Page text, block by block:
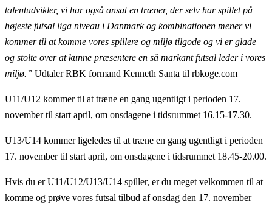
talentudvikler, vi har også ansat en træner, der selv har spillet på
højeste futsal liga niveau i Danmark og kombinationen mener vi
kommer til at komme vores spillere og miljø tilgode og vi er glade
og stolte over at kunne præsentere en så markant futsal leder i vores
miljø.” Udtaler RBK formand Kenneth Santa til rbkoge.com
U11/U12 kommer til at træne en gang ugentligt i perioden 17.
november til start april, om onsdagene i tidsrummet 16.15-17.30.
U13/U14 kommer ligeledes til at træne en gang ugentligt i perioden
17. november til start april, om onsdagene i tidsrummet 18.45-20.00.
Hvis du er U11/U12/U13/U14 spiller, er du meget velkommen til at
komme og prøve vores futsal tilbud af onsdag den 17. november